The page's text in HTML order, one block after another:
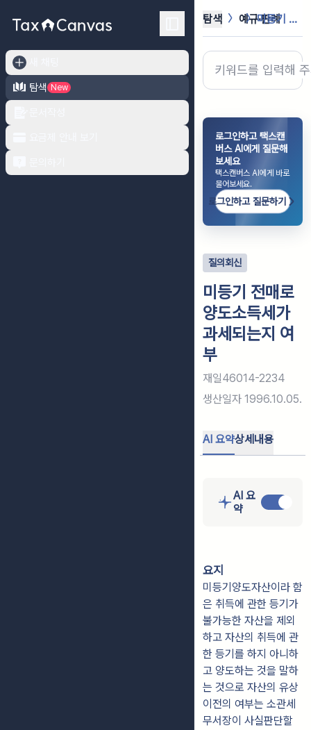
탐색
New
탐색 예규·판례 미등기 전매로 양도소득세가 과세되는지...
로그인하고 택스캔
버스 AI에게 질문해
보세요
택스캔버스 AI에게 바로
물어보세요.
로그인하고 질문하기
질의회신
미등기 전매로
양도소득세가
과세되는지 여
부
재일46014-2234
생산일자 1996.10.05.
AI 요약상세내용
AI 요
약
요지
미등기양도자산이라 함
은 취득에 관한 등기가
불가능한 자산을 제외
하고 자산의 취득에 관
한 등기를 하지 아니하
고 양도하는 것을 말하
는 것으로 자산의 유상
이전의 여부는 소관세
무서장이 사실판단할